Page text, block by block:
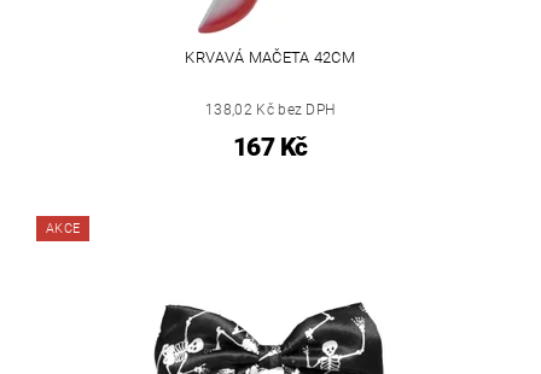
KRVAVÁ MAČETA 42CM
138,02 Kč bez DPH
167 Kč
AKCE